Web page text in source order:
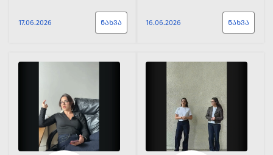
17.06.2026 ᲜᲐᲮᲕᲐ 16.06.2026 ᲜᲐᲮᲕᲐ